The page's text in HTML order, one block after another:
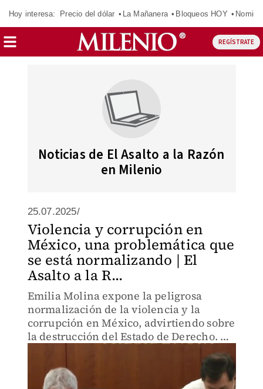
Hoy interesa: Precio del dólar La Mañanera Bloqueos HOY
REGÍSTRATE
Noticias de El Asalto a la Razón
en Milenio
25.07.2025/
Violencia y corrupción en
México, una problemática que
se está normalizando | El
Asalto a la R...
Emilia Molina expone la peligrosa
normalización de la violencia y la
corrupción en México, advirtiendo sobre
la destrucción del Estado de Derecho. Un
exigir cambios pacíficos ante un
panorama desalentador.